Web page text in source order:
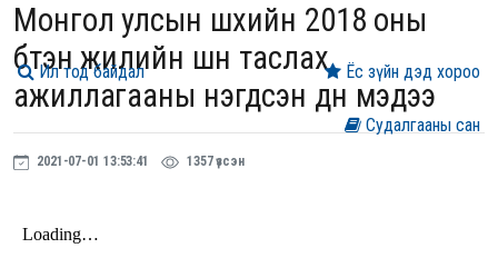
Монгол улсын шүүхийн 2018 оны
бүтэн жилийн шүүн таслах
ажиллагааны нэгдсэн дүн мэдээ
2021-07-01 13:53:41 1357 үзсэн
Судалгааны сан
Ёс зүйн дэд хороо
Ил тод байдал